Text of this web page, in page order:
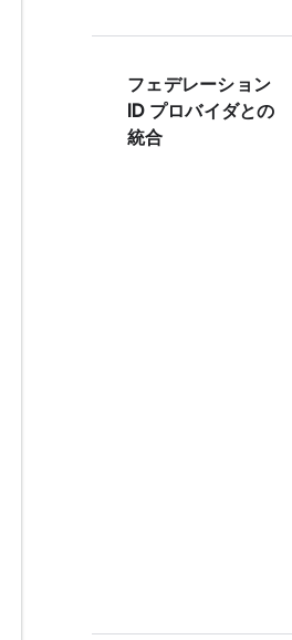
フェデレーション
ID プロバイダとの
統合